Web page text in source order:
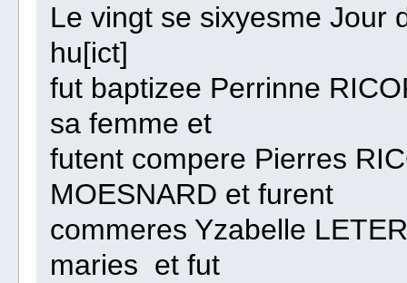
Le vingt se sixyesme Jour
hu[ict]
fut baptizee Perrinne
sa femme et
futent compere Pierres
MOESNARD et furent
commeres Yzabelle
maries et fut